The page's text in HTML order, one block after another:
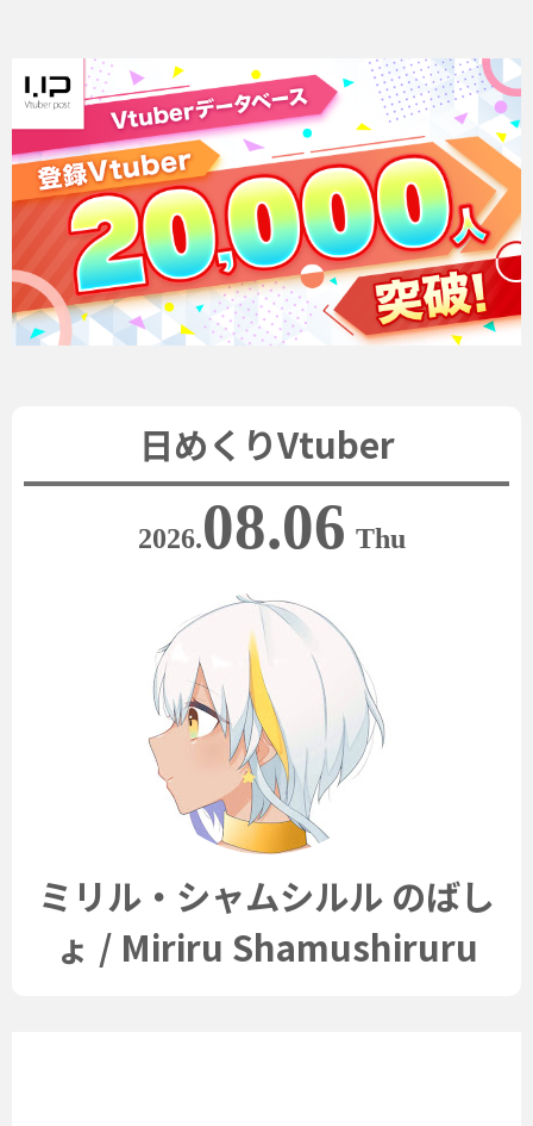
日めくりVtuber
2026.08.06 Thu
ミリル・シャムシルル のばし
ょ / Miriru Shamushiruru